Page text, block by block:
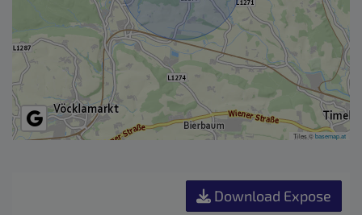
Tiles ©basemap.at
Download Expose